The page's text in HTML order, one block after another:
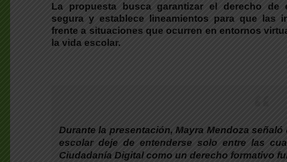
La propuesta busca garantizar el derecho de
segura y establece lineamientos para que las
frente a situaciones que ocurren en entornos
la vida escolar.
Durante la presentación, Mayra Mendoza
escolar deje de entenderse solo entre las
Ciudadanía Digital como un derecho formativo